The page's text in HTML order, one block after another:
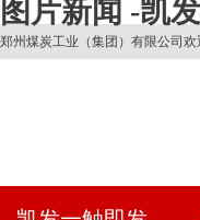
图片新闻 -凯
郑州煤炭工业（集团）有限公司欢